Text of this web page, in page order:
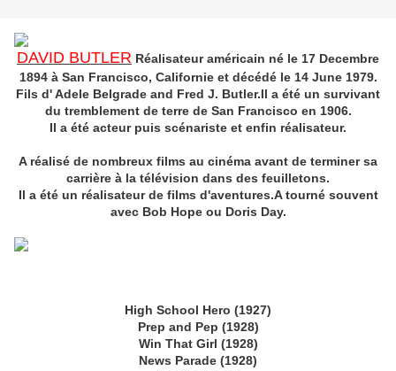
DAVID BUTLER Réalisateur américain né le 17 Decembre
1894 à San Francisco, Californie et décédé le 14 June 1979.
Fils d' Adele Belgrade and Fred J. Butler.Il a été un survivant
du tremblement de terre de San Francisco en 1906.
Il a été acteur puis scénariste et enfin réalisateur.
A réalisé de nombreux films au cinéma avant de terminer sa
carrière à la télévision dans des feuilletons.
Il a été un réalisateur de films d'aventures.A tourné souvent
avec Bob Hope ou Doris Day.
High School Hero (1927)
Prep and Pep (1928)
Win That Girl (1928)
News Parade (1928)